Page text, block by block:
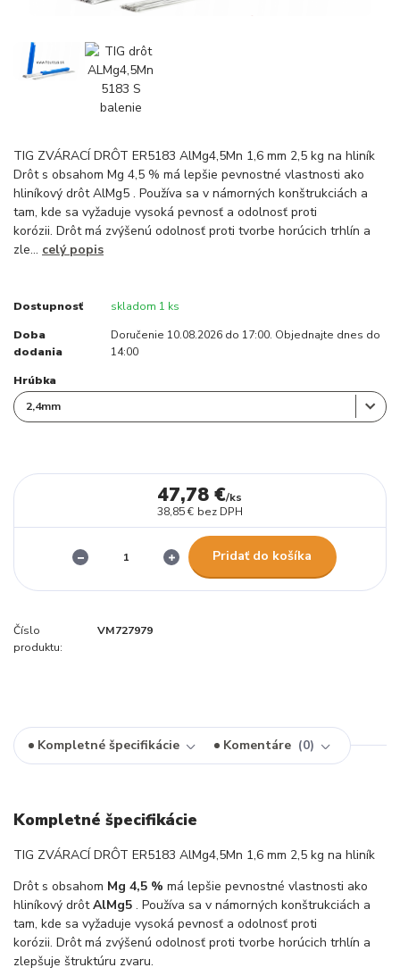
TIG ZVÁRACÍ DRÔT ER5183 AlMg4,5Mn 1,6 mm 2,5 kg na hliník
Drôt s obsahom Mg 4,5 % má lepšie pevnostné vlastnosti ako
hliníkový drôt AlMg5 . Používa sa v námorných konštrukciách a
tam, kde sa vyžaduje vysoká pevnosť a odolnosť proti
korózii. Drôt má zvýšenú odolnosť proti tvorbe horúcich trhlín a
zle... celý popis
Dostupnosť skladom 1 ks
Doba
dodania
Doručenie 10.08.2026 do 17:00. Objednajte dnes do
14:00
Hrúbka
47,78 €/ks
38,85 € bez DPH
Pridať do košíka
Číslo
produktu:
VM727979
Kompletné špecifikácie Komentáre 0
Kompletné špecifikácie
TIG ZVÁRACÍ DRÔT ER5183 AlMg4,5Mn 1,6 mm 2,5 kg na hliník
Drôt s obsahom Mg 4,5 % má lepšie pevnostné vlastnosti ako
hliníkový drôtAlMg5 . Používa sa v námorných konštrukciách a
tam, kde sa vyžaduje vysoká pevnosť a odolnosť proti
korózii. Drôt má zvýšenú odolnosť proti tvorbe horúcich trhlín a
zlepšuje štruktúru zvaru.